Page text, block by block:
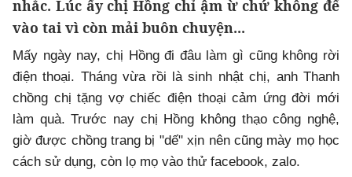
nhắc. Lúc ấy chị Hồng chỉ ậm ừ chứ không để
vào tai vì còn mải buôn chuyện...
Mấy ngày nay, chị Hồng đi đâu làm gì cũng không rời
điện thoại. Tháng vừa rồi là sinh nhật chị, anh Thanh
chồng chị tặng vợ chiếc điện thoại cảm ứng đời mới
làm quà. Trước nay chị Hồng không thạo công nghệ,
giờ được chồng trang bị "dế" xịn nên cũng mày mọ học
cách sử dụng, còn lọ mọ vào thử facebook, zalo.